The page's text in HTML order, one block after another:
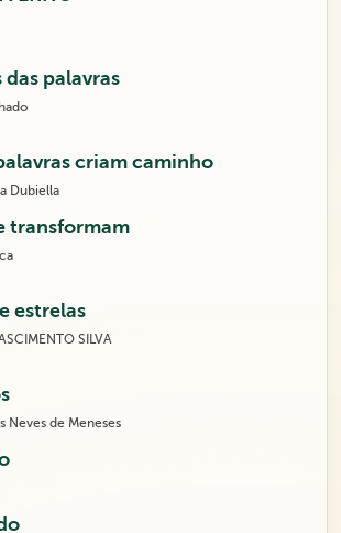
das palavras
criam caminho
Dubiella
transformam
estrelas
SILVA
Neves de Meneses